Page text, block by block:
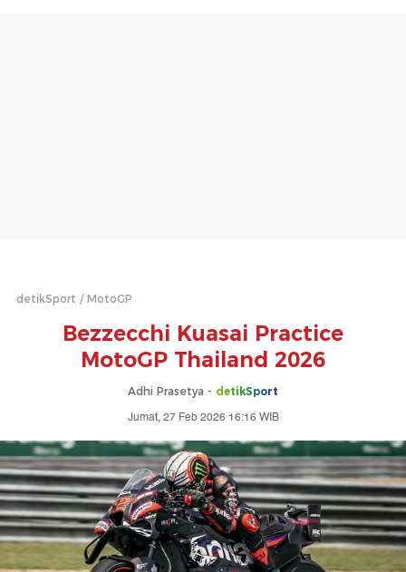
detikSport MotoGP
Bezzecchi Kuasai Practice
MotoGP Thailand 2026
Adhi Prasetya - detikSport
Jumat, 27 Feb 2026 16:16 WIB